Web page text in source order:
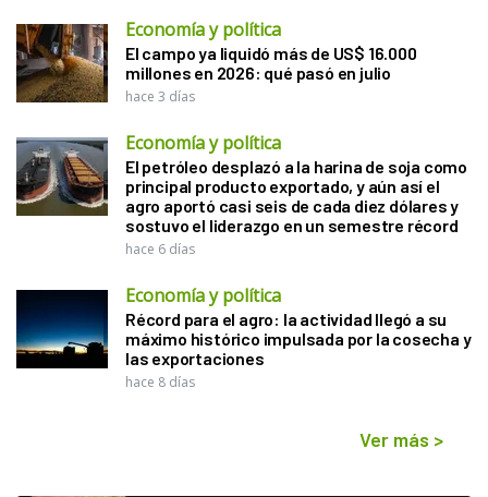
Economía y política
El campo ya liquidó más de US$ 16.000
millones en 2026: qué pasó en julio
hace 3 días
Economía y política
El petróleo desplazó a la harina de soja como
principal producto exportado, y aún así el
agro aportó casi seis de cada diez dólares y
sostuvo el liderazgo en un semestre récord
hace 6 días
Economía y política
Récord para el agro: la actividad llegó a su
máximo histórico impulsada por la cosecha y
las exportaciones
hace 8 días
Ver más >